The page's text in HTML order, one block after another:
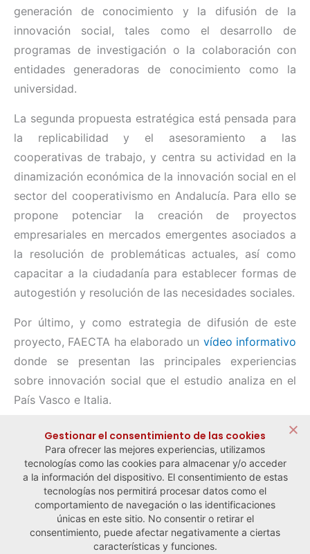
generación de conocimiento y la difusión de la
innovación social, tales como el desarrollo de
programas de investigación o la colaboración con
entidades generadoras de conocimiento como la
universidad.
La segunda propuesta estratégica está pensada para
la replicabilidad y el asesoramiento a las
cooperativas de trabajo, y centra su actividad en la
dinamización económica de la innovación social en el
sector del cooperativismo en Andalucía. Para ello se
propone potenciar la creación de proyectos
empresariales en mercados emergentes asociados a
la resolución de problemáticas actuales, así como
capacitar a la ciudadanía para establecer formas de
autogestión y resolución de las necesidades sociales.
Por último, y como estrategia de difusión de este
proyecto, FAECTA ha elaborado un vídeo informativo
donde se presentan las principales experiencias
sobre innovación social que el estudio analiza en el
País Vasco e Italia.
← Noticia anterior Noticia siguiente →
Gestionar el consentimiento de las cookies
Para ofrecer las mejores experiencias, utilizamos
tecnologías como las cookies para almacenar y/o acceder
a la información del dispositivo. El consentimiento de estas
tecnologías nos permitirá procesar datos como el
comportamiento de navegación o las identificaciones
únicas en este sitio. No consentir o retirar el
consentimiento, puede afectar negativamente a ciertas
características y funciones.